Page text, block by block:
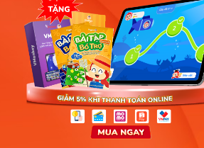
đơn cho trẻ mầm non trong 1
cập nhật lịch ăn uống rõ ràng
dõi và yên tâm về dinh
Classcho phép giáo viên
theo ngày hoặc theo tuần ngay
thông tin được trình bày trực
đó, phụ huynh luôn nắm bắt